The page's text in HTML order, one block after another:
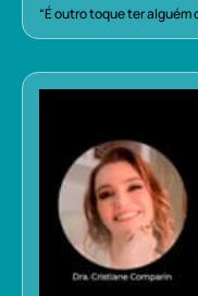
“É outro toque ter alguém